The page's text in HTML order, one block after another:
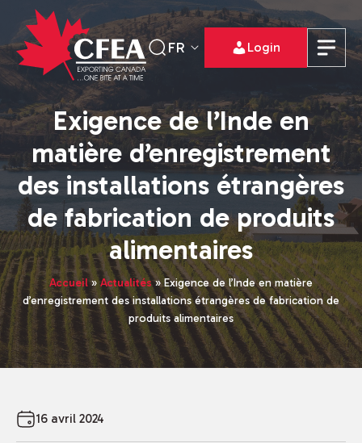
FR Login
Exigence de l’Inde en
matière d’enregistrement
des installations étrangères
de fabrication de produits
alimentaires
Accueil»Actualités»Exigence de l’Inde en matière
d’enregistrement des installations étrangères de fabrication de
produits alimentaires
16 avril 2024